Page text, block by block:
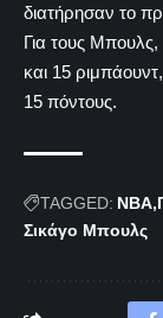
διατήρησαν το
Για τους
και 15
15 πόντους.
TAGGED: NBA
Σικάγο Μπουλς